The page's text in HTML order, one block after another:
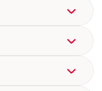
Teelöffel auf 1,5